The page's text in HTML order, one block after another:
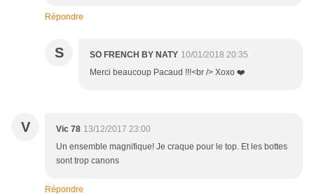
Répondre
S SO FRENCH BY NATY 10/01/2018 20:35
Merci beaucoup Pacaud !!!<br /> Xoxo ❤️
V Vic 78 13/12/2017 23:00
Un ensemble magnifique! Je craque pour le top. Et les bottes
sont trop canons
Répondre